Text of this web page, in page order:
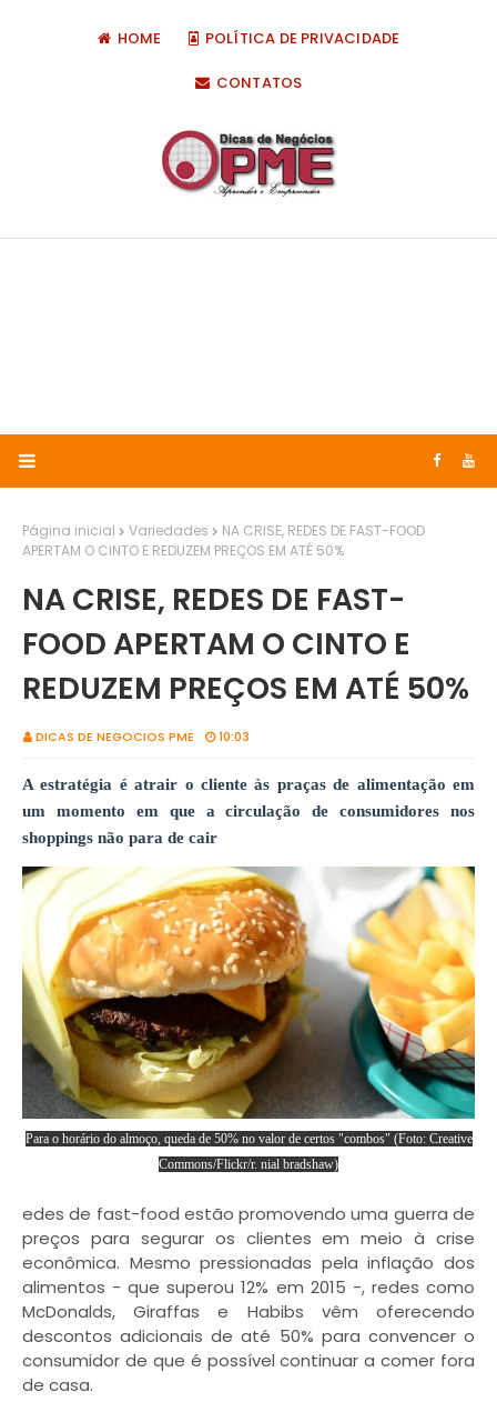
HOME POLÍTICA DE PRIVACIDADE
CONTATOS
Página inicial Variedades
NA CRISE, REDES DE FAST-FOOD
APERTAM O CINTO E REDUZEM PREÇOS EM ATÉ 50%
NA CRISE, REDES DE FAST-
FOOD APERTAM O CINTO E
REDUZEM PREÇOS EM ATÉ 50%
DICAS DE NEGOCIOS PME 10:03
A estratégia é atrair o cliente às praças de alimentação em
um momento em que a circulação de consumidores nos
shoppings não para de cair
Para o horário do almoço, queda de 50% no valor de certos "combos" (Foto: Creative
Commons/Flickr/r. nial bradshaw)
edes de fast-food estão promovendo uma guerra de
preços para segurar os clientes em meio à crise
econômica. Mesmo pressionadas pela inflação dos
alimentos - que superou 12% em 2015 -, redes como
McDonalds, Giraffas e Habibs vêm oferecendo
descontos adicionais de até 50% para convencer o
consumidor de que é possível continuar a comer fora
de casa.